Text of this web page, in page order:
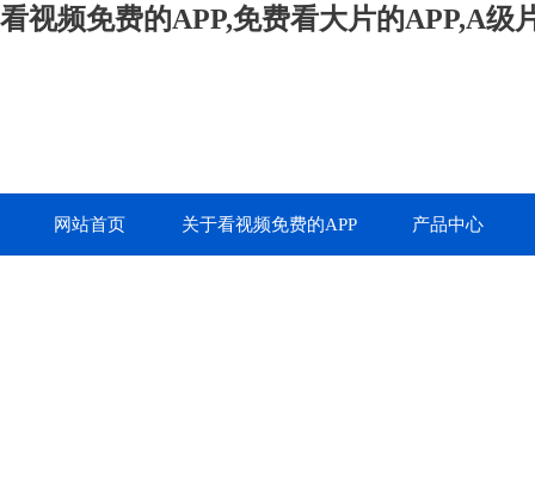
看视频免费的APP,免费看大片的APP,A级
网站首页 关于看视频免费的APP 产品中心